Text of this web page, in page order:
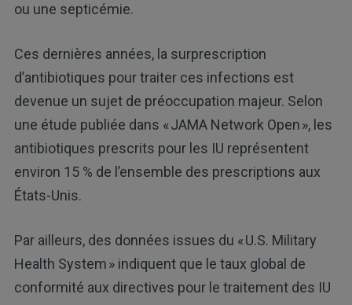
ou une septicémie.
Ces dernières années, la surprescription
d’antibiotiques pour traiter ces infections est
devenue un sujet de préoccupation majeur. Selon
une étude publiée dans « JAMA Network Open », les
antibiotiques prescrits pour les IU représentent
environ 15 % de l’ensemble des prescriptions aux
États-Unis.
Par ailleurs, des données issues du « U.S. Military
Health System » indiquent que le taux global de
conformité aux directives pour le traitement des IU